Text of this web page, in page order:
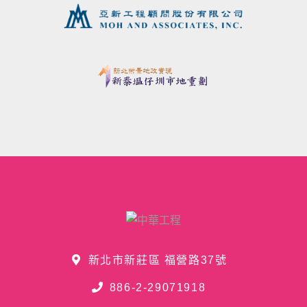
新北市新莊區 福營路37號
886-2-29071918